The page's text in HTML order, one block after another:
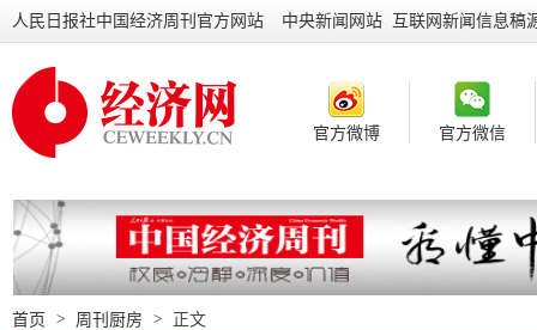
人民日报社中国经济周刊官方网站 中央新闻网站 互联网新闻信息稿
官方微博 官方微信
首页 > 周刊厨房 > 正文